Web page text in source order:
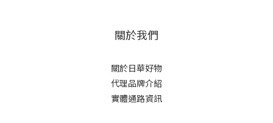
關於我們
關於日華好物
代理品牌介紹
實體通路資訊